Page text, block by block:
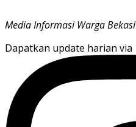
Media Informasi Warga Bekasi
Dapatkan update harian via